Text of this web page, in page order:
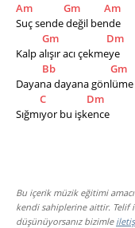
Am Gm
Am
Suç sende değil bende
Gm
Dm
Kalp alışır acı çekmeye
Bb
Gm
Dayana dayana gönlüme
C
Dm
Sığmıyor bu işkence
Bu içerik müzik eğitimi
kendi sahiplerine aittir. Telif
düşünüyorsanız bizimle